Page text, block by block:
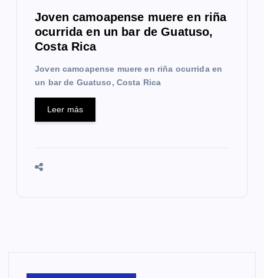
Joven camoapense muere en riña
ocurrida en un bar de Guatuso,
Costa Rica
Joven camoapense muere en riña ocurrida en
un bar de Guatuso, Costa Rica
Leer más